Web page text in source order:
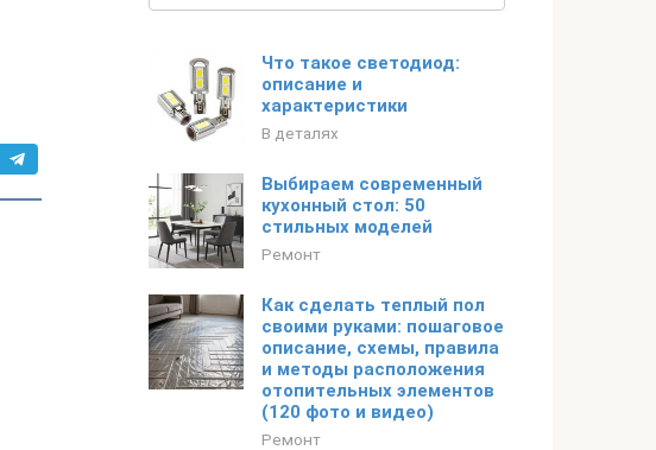
Что такое светодиод:
описание и
характеристики
В деталях
Выбираем современный
кухонный стол: 50
стильных моделей
Ремонт
Как сделать теплый пол
своими руками: пошаговое
описание, схемы, правила
и методы расположения
отопительных элементов
(120 фото и видео)
Ремонт